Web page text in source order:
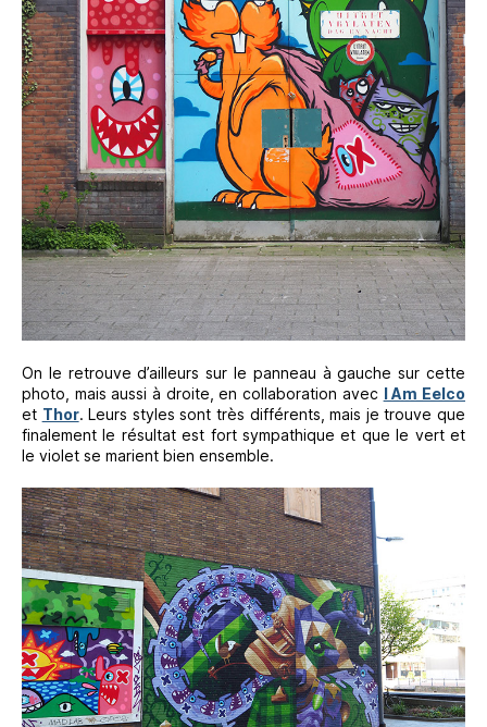
On le retrouve d’ailleurs sur le panneau à gauche sur cette
photo, mais aussi à droite, en collaboration avec I Am Eelco
et Thor. Leurs styles sont très différents, mais je trouve que
finalement le résultat est fort sympathique et que le vert et
le violet se marient bien ensemble.